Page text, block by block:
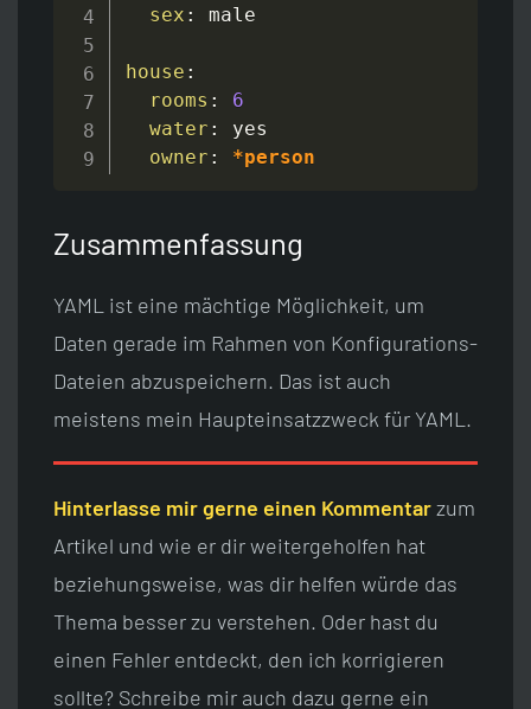
sex : male
house :
rooms :
6
water :
yes
owner : *person
Zusammenfassung
YAML ist eine mächtige Möglichkeit, um
Daten gerade im Rahmen von Konfigurations-
Dateien abzuspeichern. Das ist auch
meistens mein Haupteinsatzzweck für YAML.
Hinterlasse mir gerne einen Kommentarzum
Artikel und wie er dir weitergeholfen hat
beziehungsweise, was dir helfen würde das
Thema besser zu verstehen. Oder hast du
einen Fehler entdeckt, den ich korrigieren
sollte? Schreibe mir auch dazu gerne ein